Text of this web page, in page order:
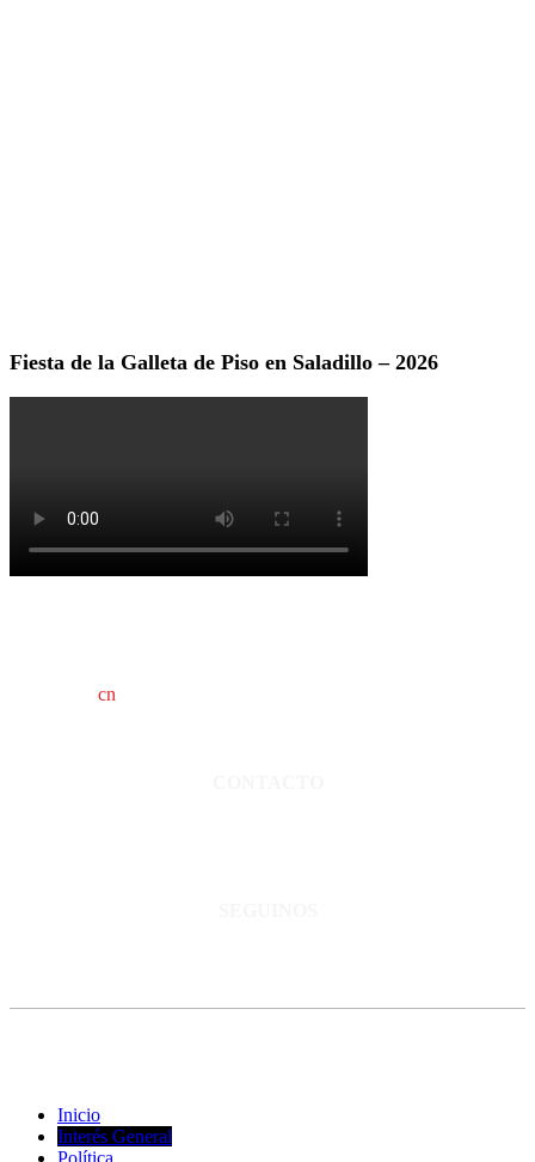
Fiesta de la Galleta de Piso en Saladillo – 2026
cn
Inicio
Interés General